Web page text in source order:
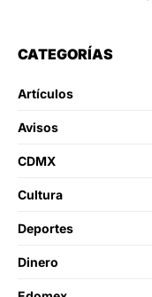
CATEGORÍAS
Artículos
Avisos
CDMX
Cultura
Deportes
Dinero